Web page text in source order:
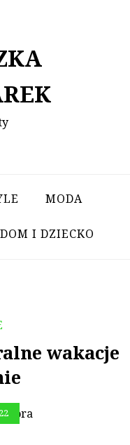
MODA
DOM I DZIECKO
wakacje